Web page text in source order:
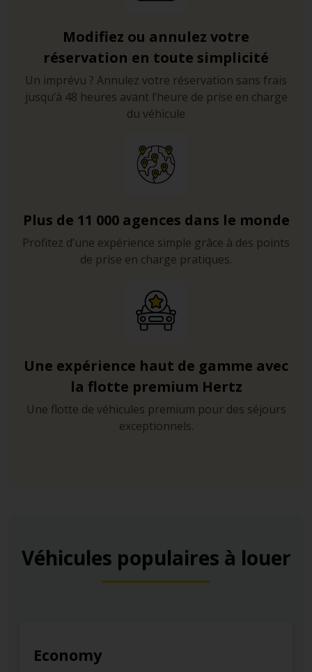
Modifiez ou annulez votre
réservation en toute simplicité
Un imprévu ? Annulez votre réservation sans frais
jusqu’à 48 heures avant l’heure de prise en charge
du véhicule
Plus de 11 000 agences dans le monde
Profitez d’une expérience simple grâce à des points
de prise en charge pratiques.
Une expérience haut de gamme avec
la flotte premium Hertz
Une flotte de véhicules premium pour des séjours
exceptionnels.
Véhicules populaires à louer
Economy